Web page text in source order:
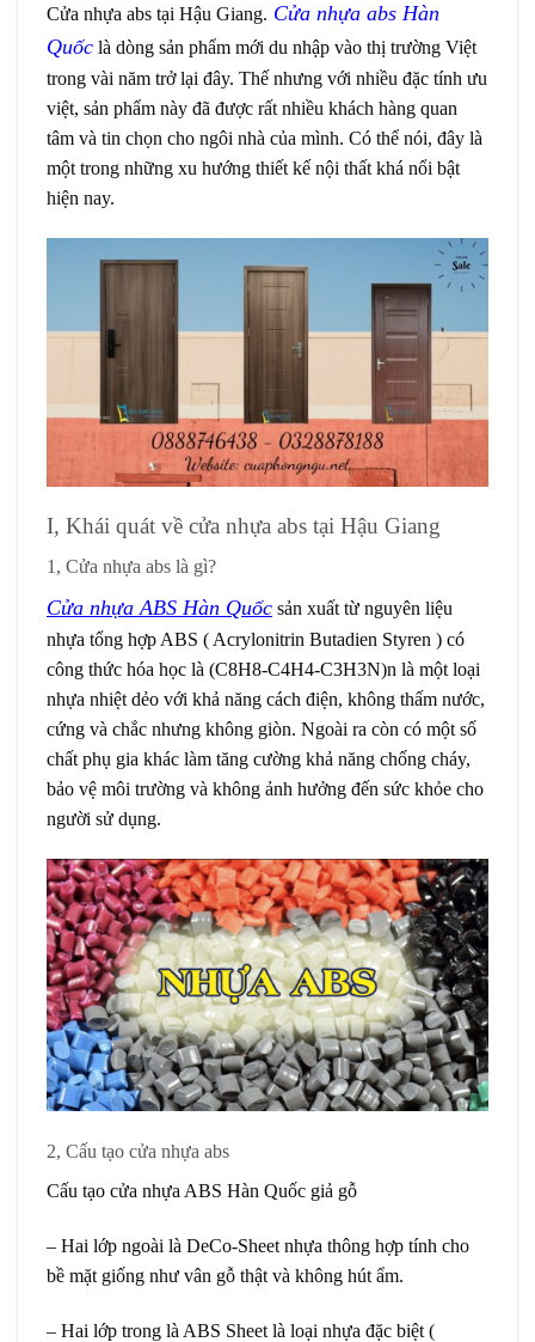
Cửa nhựa abs tại Hậu Giang. Cửa nhựa abs Hàn
Quốc là dòng sản phẩm mới du nhập vào thị trường Việt
trong vài năm trở lại đây. Thế nhưng với nhiều đặc tính ưu
việt, sản phẩm này đã được rất nhiều khách hàng quan
tâm và tin chọn cho ngôi nhà của mình. Có thể nói, đây là
một trong những xu hướng thiết kế nội thất khá nổi bật
hiện nay.
I, Khái quát về cửa nhựa abs tại Hậu Giang
1, Cửa nhựa abs là gì?
Cửa nhựa ABS Hàn Quốc sản xuất từ nguyên liệu
nhựa tổng hợp ABS ( Acrylonitrin Butadien Styren ) có
công thức hóa học là (C8H8-C4H4-C3H3N)n là một loại
nhựa nhiệt dẻo với khả năng cách điện, không thấm nước,
cứng và chắc nhưng không giòn. Ngoài ra còn có một số
chất phụ gia khác làm tăng cường khả năng chống cháy,
bảo vệ môi trường và không ảnh hưởng đến sức khỏe cho
người sử dụng.
2, Cấu tạo cửa nhựa abs
Cấu tạo cửa nhựa ABS Hàn Quốc giả gỗ
– Hai lớp ngoài là DeCo-Sheet nhựa thông hợp tính cho
bề mặt giống như vân gỗ thật và không hút ẩm.
– Hai lớp trong là ABS Sheet là loại nhựa đặc biệt (